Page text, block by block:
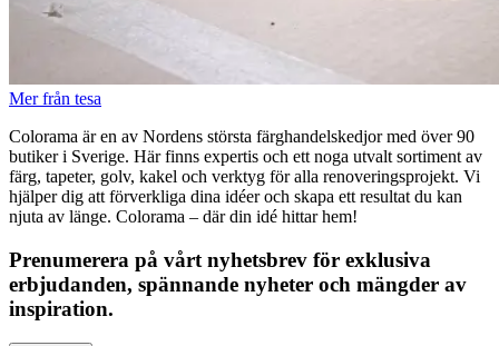
Mer från tesa
Colorama är en av Nordens största färghandelskedjor med över 90
butiker i Sverige. Här finns expertis och ett noga utvalt sortiment av
färg, tapeter, golv, kakel och verktyg för alla renoveringsprojekt. Vi
hjälper dig att förverkliga dina idéer och skapa ett resultat du kan
njuta av länge. Colorama – där din idé hittar hem!
Prenumerera på vårt nyhetsbrev för exklusiva
erbjudanden, spännande nyheter och mängder av
inspiration.